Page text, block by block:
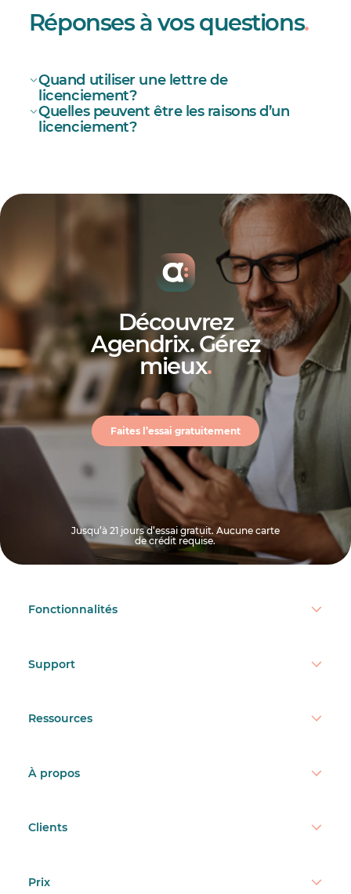
Réponses à vos questions.
Quand utiliser une lettre de
licenciement?
Quelles peuvent être les raisons d’un
licenciement?
Diminution des besoins de personnel;
Inconduite;
Manquements professionnels;
Inaptitude.
Découvrez
Agendrix. Gérez
mieux.
Faites l’essai gratuitement
Jusqu’à 21 jours d’essai gratuit. Aucune carte
de crédit requise.
Fonctionnalités
Support
Ressources
À propos
Clients
Prix